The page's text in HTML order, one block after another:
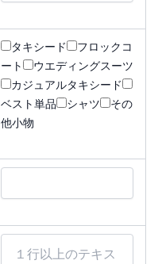
タキシード
フロックコ
ート
ウエディングスーツ
カジュアルタキシード
ベスト単品
シャツ
その
他小物